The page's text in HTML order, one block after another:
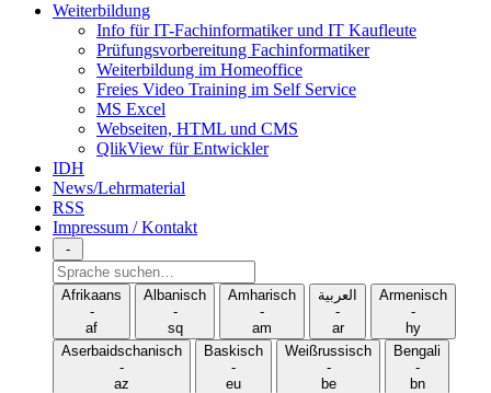
Weiterbildung
Info für IT-Fachinformatiker und IT Kaufleute
Prüfungsvorbereitung Fachinformatiker
Weiterbildung im Homeoffice
Freies Video Training im Self Service
MS Excel
Webseiten, HTML und CMS
QlikView für Entwickler
IDH
News/Lehrmaterial
RSS
Impressum / Kontakt
-
Sprache
suchen
Afrikaans
-
af
Albanisch
-
sq
Amharisch
-
am
العربية
-
ar
Armenisch
-
hy
Aserbaidschanisch
-
az
Baskisch
-
eu
Weißrussisch
-
be
Bengali
-
bn